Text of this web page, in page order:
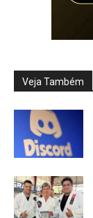
Veja Também